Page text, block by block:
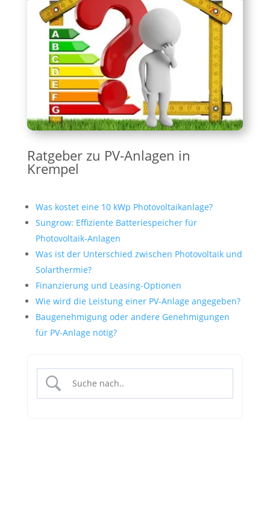
Ratgeber zu PV-Anlagen in
Krempel
Was kostet eine 10 kWp Photovoltaikanlage?
Sungrow: Effiziente Batteriespeicher für
Photovoltaik-Anlagen
Was ist der Unterschied zwischen Photovoltaik und
Solarthermie?
Finanzierung und Leasing-Optionen
Wie wird die Leistung einer PV-Anlage angegeben?
Baugenehmigung oder andere Genehmigungen
für PV-Anlage nötig?